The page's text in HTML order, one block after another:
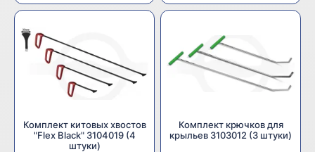
Комплект китовых хвостов
"Flex Black" 3104019 (4
штуки)
Комплект крючков для
крыльев 3103012 (3 штуки)